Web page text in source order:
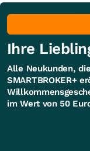
Ihre
Alle Neukunden,
SMARTBROKER+
im Wert von 50